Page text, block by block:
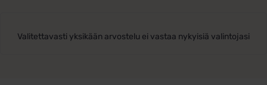
Valitettavasti yksikään arvostelu ei vastaa nykyisiä valintojasi